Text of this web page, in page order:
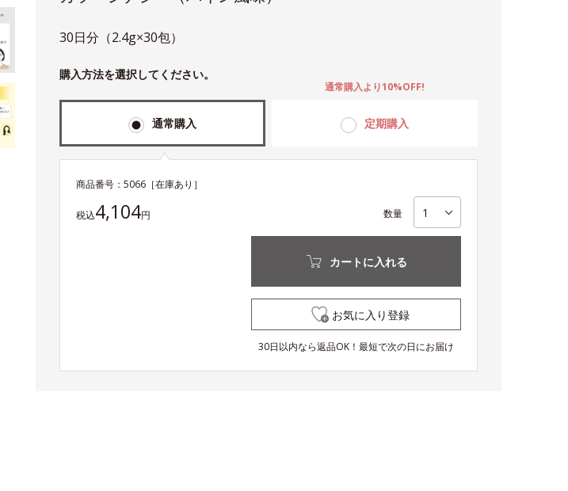
30日分（2.4g×30包）
購入方法を選択してください。
通常購入 定期購入
通常購入より10%OFF!
商品番号： 5066 ［在庫あり］
税込4,104円 数量
カートに入れる
お気に入り登録
30日以内なら返品OK！最短で次の日にお届け